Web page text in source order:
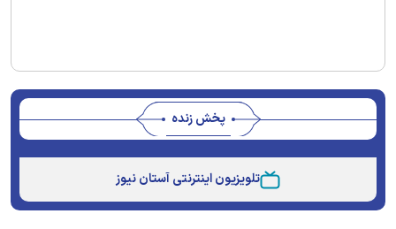
پخش زنده
تلویزیون اینترنتی آستان نیوز